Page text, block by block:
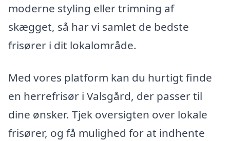
moderne styling eller trimning af
skægget, så har vi samlet de bedste
frisører i dit lokalområde.
Med vores platform kan du hurtigt finde
en herrefrisør i Valsgård, der passer til
dine ønsker. Tjek oversigten over lokale
frisører, og få mulighed for at indhente